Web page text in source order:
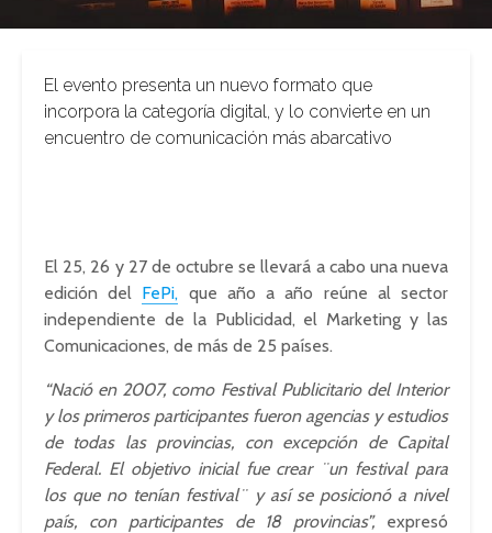
El evento presenta un nuevo formato que
incorpora la categoría digital, y lo convierte en un
encuentro de comunicación más abarcativo
El 25, 26 y 27 de octubre se llevará a cabo una nueva
edición del FePi, que año a año reúne al sector
independiente de la Publicidad, el Marketing y las
Comunicaciones, de más de 25 países.
“Nació en 2007, como Festival Publicitario del Interior
y los primeros participantes fueron agencias y estudios
de todas las provincias, con excepción de Capital
Federal. El objetivo inicial fue crear ¨un festival para
los que no tenían festival¨ y así se posicionó a nivel
país, con participantes de 18 provincias”,expresó